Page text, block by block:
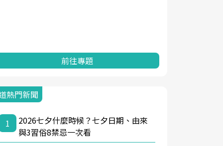
前往專題
熱門新聞
1
2026七夕什麼時候？七夕日期、由來
與3習俗8禁忌一次看